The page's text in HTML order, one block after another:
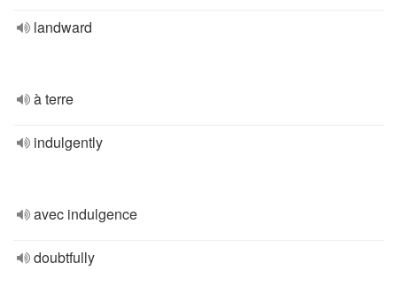
landward
à terre
indulgently
avec indulgence
doubtfully